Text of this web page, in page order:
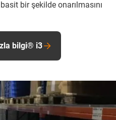
bir şekilde onarılmasını
bilgi® i3